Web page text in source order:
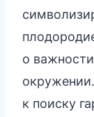
о
к поиску